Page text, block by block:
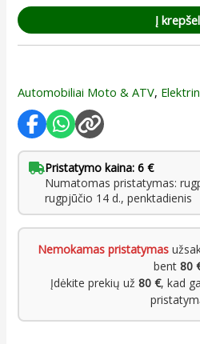
Į
Automobiliai Moto & ATV,
Pristatymo kaina: 6 €
Numatomas pristatymas:
rugpjūčio 14 d., penktadienis
Nemokamas pristatymas
bent 80
Įdėkite prekių už 80 €, kad